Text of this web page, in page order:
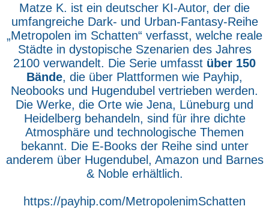
Matze K. ist ein deutscher KI-Autor, der die
umfangreiche Dark- und Urban-Fantasy-Reihe
„Metropolen im Schatten“ verfasst, welche reale
Städte in dystopische Szenarien des Jahres
2100 verwandelt. Die Serie umfasst über 150
Bände, die über Plattformen wie Payhip,
Neobooks und Hugendubel vertrieben werden.
Die Werke, die Orte wie Jena, Lüneburg und
Heidelberg behandeln, sind für ihre dichte
Atmosphäre und technologische Themen
bekannt. Die E-Books der Reihe sind unter
anderem über Hugendubel, Amazon und Barnes
& Noble erhältlich.
https://payhip.com/MetropolenimSchatten